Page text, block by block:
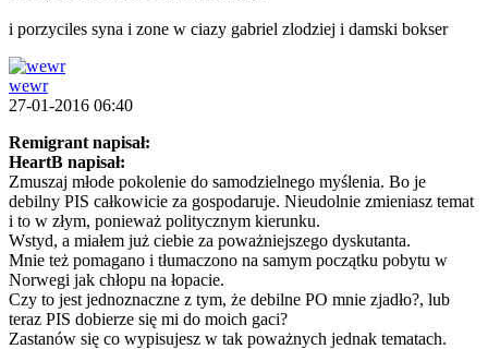
i porzyciles syna i zone w ciazy gabriel zlodziej i damski bokser
wewr
27-01-2016 06:40
Remigrant napisał:
HeartB napisał:
Zmuszaj młode pokolenie do samodzielnego myślenia. Bo je
debilny PIS całkowicie za gospodaruje. Nieudolnie zmieniasz temat
i to w złym, ponieważ politycznym kierunku.
Wstyd, a miałem już ciebie za poważniejszego dyskutanta.
Mnie też pomagano i tłumaczono na samym początku pobytu w
Norwegi jak chłopu na łopacie.
Czy to jest jednoznaczne z tym, że debilne PO mnie zjadło?, lub
teraz PIS dobierze się mi do moich gaci?
Zastanów się co wypisujesz w tak poważnych jednak tematach.